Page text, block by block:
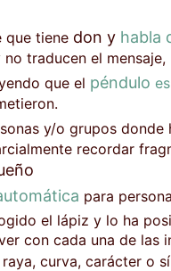
que tiene don y habla
traducen el
que el péndulo
y/o grupos donde
recordar
para
el lápiz y lo ha
con cada una de las
curva, carácter o